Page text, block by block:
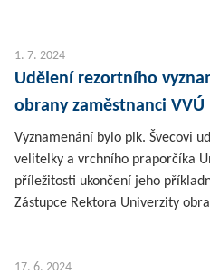
1. 7. 2024
Udělení rezortního
obrany zaměstnanci VVÚ
Vyznamenání bylo plk. Švecovi
velitelky a vrchního praporčíka
příležitosti ukončení jeho
Zástupce Rektora Univerzity
17. 6. 2024